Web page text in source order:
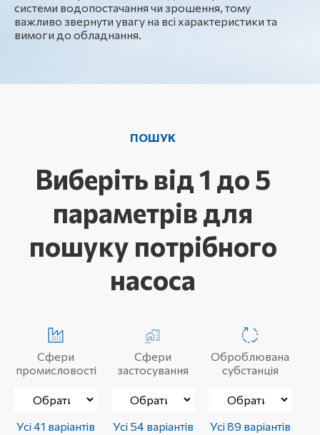
системи водопостачання чи зрошення, тому
важливо звернути увагу на всі характеристики та
вимоги до обладнання.
ПОШУК
Виберіть від 1 до 5
параметрів для
пошуку потрібного
насоса
Сфери
промисловості
Усі 41 варіантів
Сфери
застосування
Усі 54 варіантів
Оброблювана
субстанція
Усі 89 варіантів